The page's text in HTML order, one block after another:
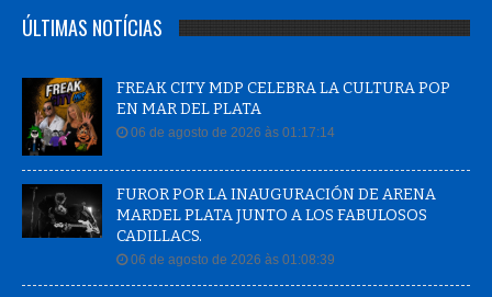
ÚLTIMAS NOTÍCIAS
FREAK CITY MDP CELEBRA LA CULTURA POP
EN MAR DEL PLATA
06 de agosto de 2026 às 01:17:14
FUROR POR LA INAUGURACIÓN DE ARENA
MARDEL PLATA JUNTO A LOS FABULOSOS
CADILLACS.
06 de agosto de 2026 às 01:08:39